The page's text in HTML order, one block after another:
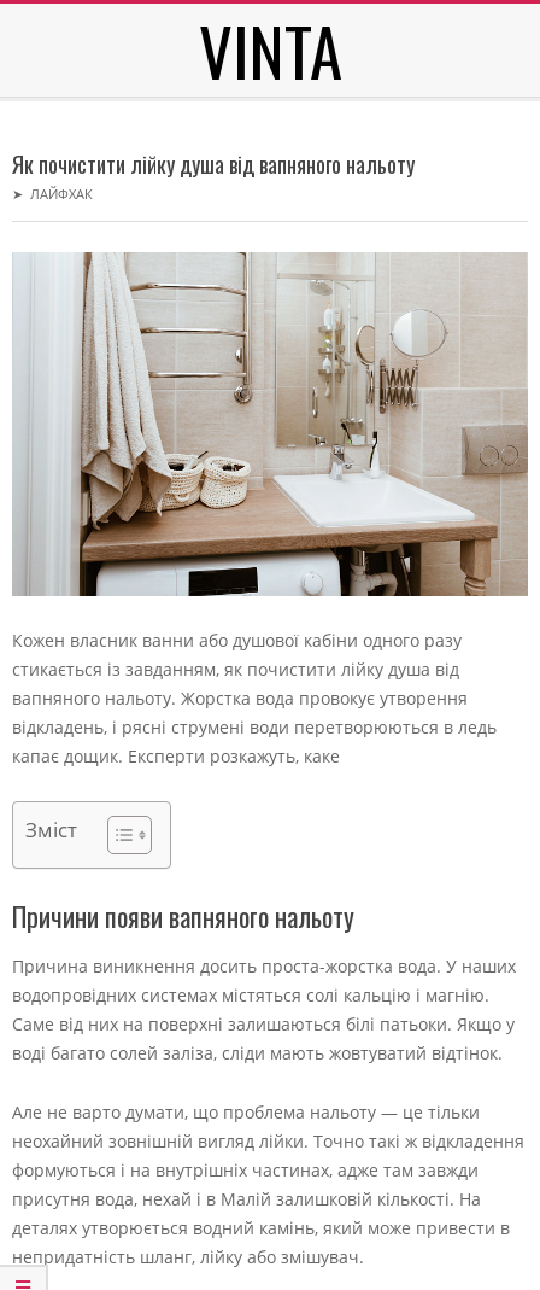
VINTA
Menu
Як почистити лійку душа від вапняного нальоту
➤ ЛАЙФХАК
Кожен власник ванни або душової кабіни одного разу
стикається із завданням, як почистити лійку душа від
вапняного нальоту. Жорстка вода провокує утворення
відкладень, і рясні струмені води перетворюються в ледь
капає дощик. Експерти розкажуть, каке
Зміст
Причини появи вапняного нальоту
Причина виникнення досить проста-жорстка вода. У наших
водопровідних системах містяться солі кальцію і магнію.
Саме від них на поверхні залишаються білі патьоки. Якщо у
воді багато солей заліза, сліди мають жовтуватий відтінок.
Але не варто думати, що проблема нальоту — це тільки
неохайний зовнішній вигляд лійки. Точно такі ж відкладення
формуються і на внутрішніх частинах, адже там завжди
присутня вода, нехай і в Малій залишковій кількості. На
деталях утворюється водний камінь, який може привести в
непридатність шланг, лійку або змішувач.